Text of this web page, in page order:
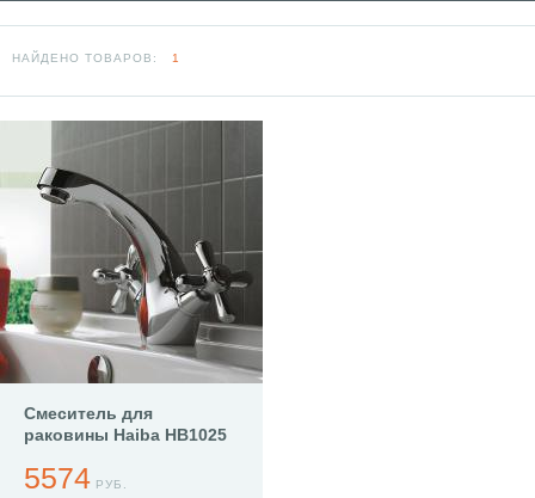
НАЙДЕНО ТОВАРОВ: 1
Смеситель для
раковины Haiba HB1025
5574 РУБ.